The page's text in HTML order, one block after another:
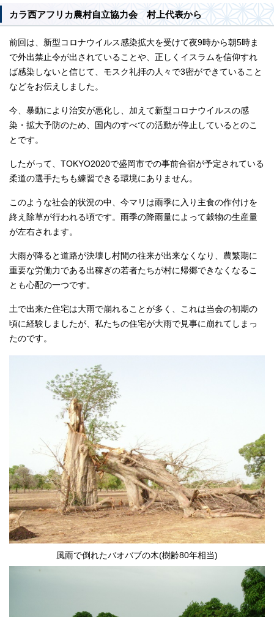
カラ西アフリカ農村自立協力会 村上代表から
前回は、新型コロナウイルス感染拡大を受けて夜9時から朝5時ま
で外出禁止令が出されていることや、正しくイスラムを信仰すれ
ば感染しないと信じて、モスク礼拝の人々で3密ができていること
などをお伝えしました。
今、暴動により治安が悪化し、加えて新型コロナウイルスの感
染・拡大予防のため、国内のすべての活動が停止しているとのこ
とです。
したがって、TOKYO2020で盛岡市での事前合宿が予定されている
柔道の選手たちも練習できる環境にありません。
このような社会的状況の中、今マリは雨季に入り主食の作付けを
終え除草が行われる頃です。雨季の降雨量によって穀物の生産量
が左右されます。
大雨が降ると道路が決壊し村間の往来が出来なくなり、農繁期に
重要な労働力である出稼ぎの若者たちが村に帰郷できなくなるこ
とも心配の一つです。
土で出来た住宅は大雨で崩れることが多く、これは当会の初期の
頃に経験しましたが、私たちの住宅が大雨で見事に崩れてしまっ
たのです。
風雨で倒れたバオバブの木(樹齢80年相当)